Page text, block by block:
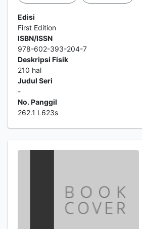
Edisi
First Edition
ISBN/ISSN
978-602-393-204-7
Deskripsi Fisik
210 hal
Judul Seri
-
No. Panggil
262.1 L623s